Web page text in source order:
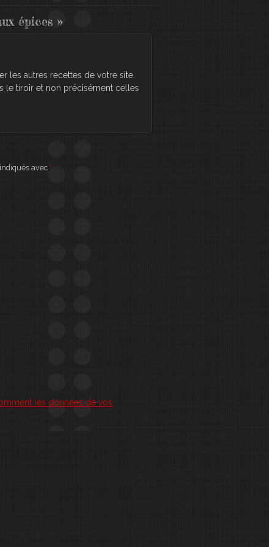
épices »
les autres recettes de votre site.
le tiroir et non précisément celles
avec *
les données de vos